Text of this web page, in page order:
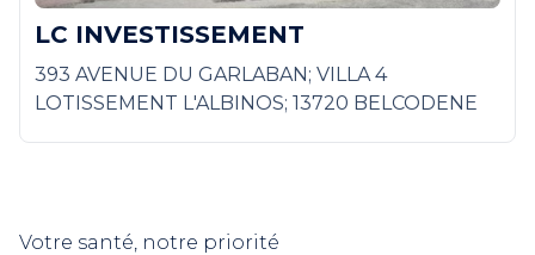
LC INVESTISSEMENT
393 AVENUE DU GARLABAN; VILLA 4
LOTISSEMENT L'ALBINOS; 13720 BELCODENE
Votre santé, notre priorité